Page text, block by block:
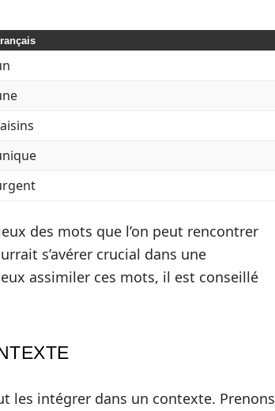
des mots que l’on peut rencontrer
s’avérer crucial dans une
assimiler ces mots, il est conseillé
les intégrer dans un contexte. Prenons